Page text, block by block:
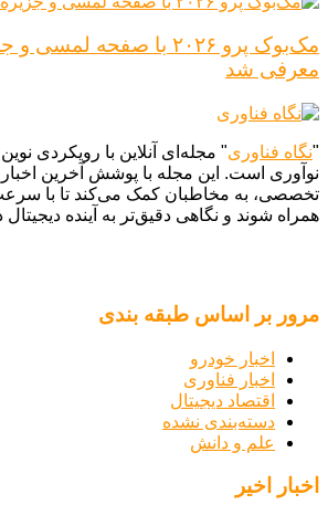
مک‌بوک پرو ۲۰۲۶ با صفحه
معرفی شد
"نگاه فناوری" مجله‌ای آنلاین با رویکردی
نوآوری است. این مجله با پوشش آخرین
تخصصی، به مخاطبان کمک می‌کند تا با
همراه شوند و نگاهی دقیق‌تر به آینده دیجیتال
مرور بر اساس طبقه بندی
اخبار خودرو
اخبار فناوری
اقتصاد دیجیتال
دسته‌بندی نشده
علم و دانش
اخبار اخیر